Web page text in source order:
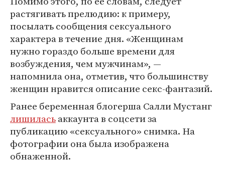
растягивать прелюдию: к примеру,
посылать сообщения сексуального
характера в течение дня. «Женщинам
нужно гораздо больше времени для
возбуждения, чем мужчинам», —
напомнила она, отметив, что большинству
женщин нравится описание секс-фантазий.
Ранее беременная блогерша Салли Мустанг
лишиласьаккаунта в соцсети за
публикацию «сексуального» снимка. На
фотографии она была изображена
обнаженной.